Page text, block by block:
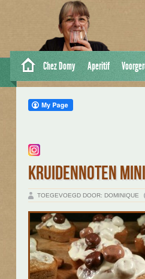
Chez Domy Aperitif
KRUIDENNOTEN
TOEGEVOEGD DOOR: DOMINIQUE